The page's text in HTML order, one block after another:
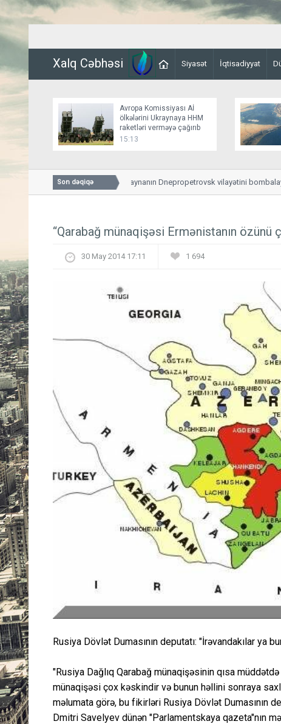
Xalq Cəbhəsi Siyasət İqtisadiyyat
Avropa Komissiyası Aİ
ölkələrini Ukraynaya HHM
raketləri verməyə çağırıb
15:13
Son dəqiqə
Rusiya ordusu Ukraynanın Dnepropetrovsk vilayətini
“Qarabağ münaqişəsi Ermənistanın özünü
30 May 2014 17:11 1 694
Rusiya Dövlət Dumasının deputatı: "İrəvandakılar ya
"Rusiya Dağlıq Qarabağ münaqişəsinin qısa
münaqişəsi çox kəskindir və bunun həllini sonraya
məlumata görə, bu fikirləri Rusiya Dövlət Dumasının
Dmitri Savelyev dünən "Parlamentskaya qazeta"nın